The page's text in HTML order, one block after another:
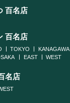
百名店
百名店
TOKYO
KANAGAWA
EAST WEST
名店